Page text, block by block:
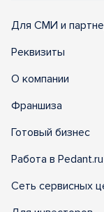
Для СМИ и
Реквизиты
О компании
Франшиза
Готовый бизнес
Работа в Pedant.ru
Сеть сервисных